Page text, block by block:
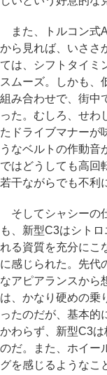
また、トルコン式
から見れば、いささ
ては、シフトタイミ
スムーズ。しかも、
組み合わせで、街中
った。むしろ、せわ
たドライブマナーが
うなベルトの作動音
ではどうしても高回
若干ながらでも不利
そしてシャシーの
も、新型C3はシト
れる資質を充分にこ
に感じられた。先代
なアピアランスから
は、かなり硬めの乗
ったのだが、基本的
かわらず、新型C3
のだ。また、ホイー
グを感じるようなこ